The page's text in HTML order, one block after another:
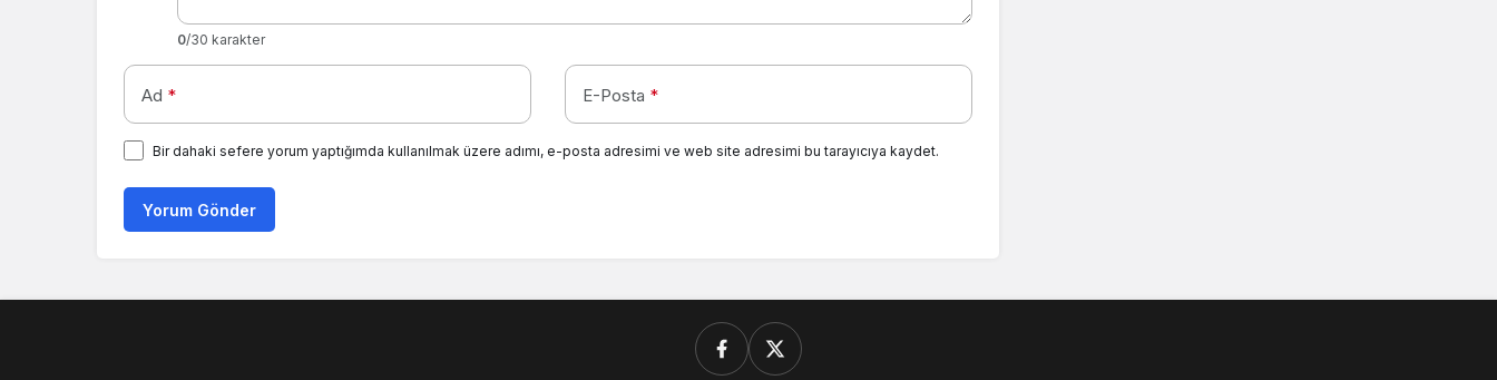
0/30 karakter
Ad * E-Posta *
Bir dahaki sefere yorum yaptığımda kullanılmak üzere adımı, e-posta adresimi ve web site adresimi bu tarayıcıya kaydet.
Yorum Gönder